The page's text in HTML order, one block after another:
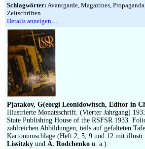
Schlagwörter: Avantgarde, Magazines,
Zeitschriften
Details anzeigen…
Pjatakov, G(eorgi Leonidowitsch, Editor in
Illustrierte Monatsschrift. (Vierter Jahrgang)
State Publishing House of the RSFSR 1933.
zahlreichen Abbildungen, teils auf gefalteten
Kartonumschläge (Heft 2, 5, 9 und 12 mit
Lissitzky und A. Rodchenko u. a.).